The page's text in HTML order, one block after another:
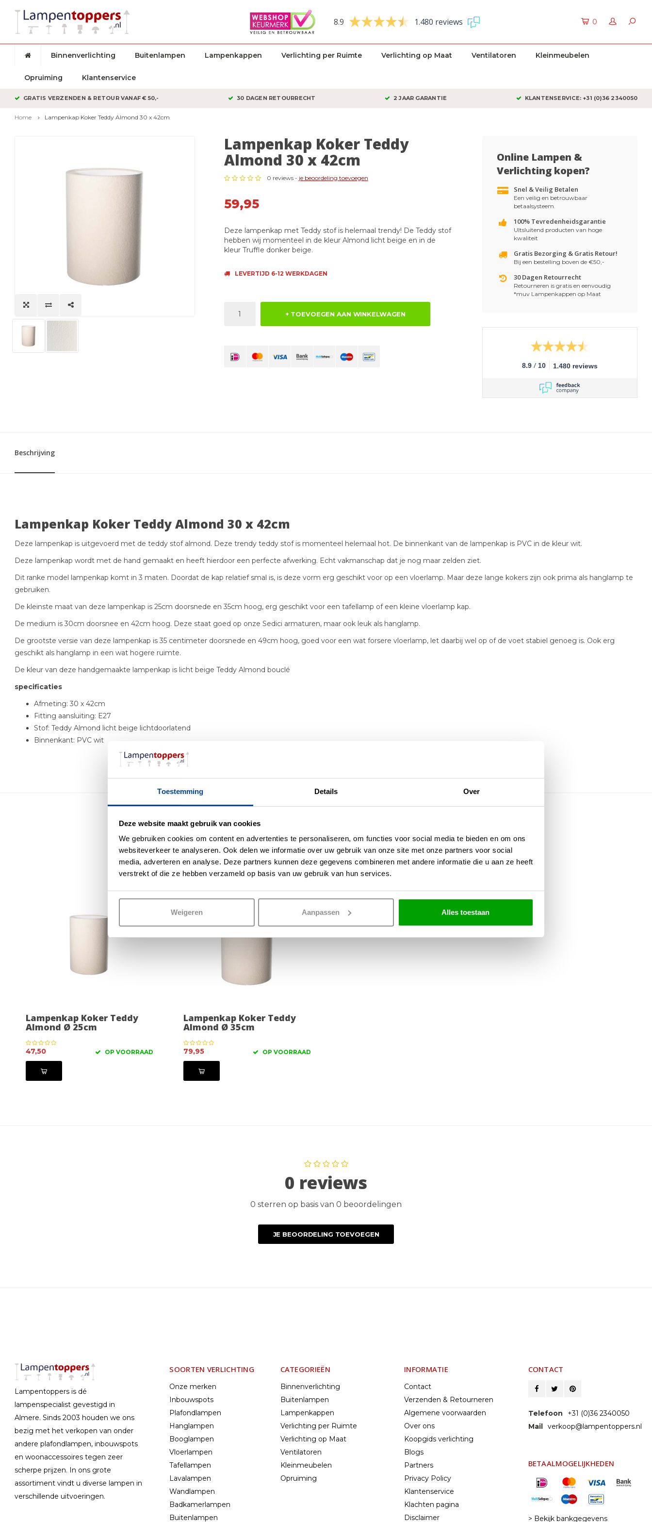
Toestemming Details Over
Deze website maakt gebruik van cookies
We gebruiken cookies om content en advertenties te personaliseren, om functies voor social media te bieden en om ons
websiteverkeer te analyseren. Ook delen we informatie over uw gebruik van onze site met onze partners voor social
media, adverteren en analyse. Deze partners kunnen deze gegevens combineren met andere informatie die u aan ze heeft
verstrekt of die ze hebben verzameld op basis van uw gebruik van hun services.
Weigeren Aanpassen Alles toestaan
8.9 1.480 reviews 0
Binnenverlichting Buitenlampen Lampenkappen Verlichting per Ruimte Verlichting op Maat Ventilatoren Kleinmeubelen
Opruiming Klantenservice
GRATIS VERZENDEN & RETOUR VANAF € 50,- 30 DAGEN RETOURRECHT 2 JAAR GARANTIE KLANTENSERVICE: +31 (0)36 2340050
Home Lampenkap Koker Teddy Almond 30 x 42cm
Lampenkap Koker Teddy
Almond 30 x 42cm
0 reviews - je beoordeling toevoegen
59,95
Deze lampenkap met Teddy stof is helemaal trendy! De Teddy stof
hebben wij momenteel in de kleur Almond licht beige en in de
kleur Truffle donker beige.
LEVERTIJD 6-12 WERKDAGEN
+ TOEVOEGEN AAN WINKELWAGEN
Online Lampen &
Verlichting kopen?
Snel & Veilig Betalen
Een veilig en betrouwbaar
betaalsysteem.
100% Tevredenheidsgarantie
UItsluitend producten van hoge
kwaliteit
Gratis Bezorging & Gratis Retour!
Bij een bestelling boven de €50,-
30 Dagen Retourrecht
Retourneren is gratis en eenvoudig
*muv Lampenkappen op Maat
8.9 / 10 1.480 reviews
Beschrijving
Lampenkap Koker Teddy Almond 30 x 42cm
Deze lampenkap is uitgevoerd met de teddy stof almond. Deze trendy teddy stof is momenteel helemaal hot. De binnenkant van de lampenkap is PVC in de kleur wit.
Deze lampenkap wordt met de hand gemaakt en heeft hierdoor een perfecte afwerking. Echt vakmanschap dat je nog maar zelden ziet.
Dit ranke model lampenkap komt in 3 maten. Doordat de kap relatief smal is, is deze vorm erg geschikt voor op een vloerlamp. Maar deze lange kokers zijn ook prima als hanglamp te
gebruiken.
De kleinste maat van deze lampenkap is 25cm doorsnede en 35cm hoog, erg geschikt voor een tafellamp of een kleine vloerlamp kap.
De medium is 30cm doorsnee en 42cm hoog. Deze staat goed op onze Sedici armaturen, maar ook leuk als hanglamp.
De grootste versie van deze lampenkap is 35 centimeter doorsnede en 49cm hoog, goed voor een wat forsere vloerlamp, let daarbij wel op of de voet stabiel genoeg is. Ook erg
geschikt als hanglamp in een wat hogere ruimte.
De kleur van deze handgemaakte lampenkap is licht beige Teddy Almond bouclé
specificaties
Afmeting: 30 x 42cm
Fitting aansluiting: E27
Stof: Teddy Almond licht beige lichtdoorlatend
Binnenkant: PVC wit
Meer producten uit deze serie
Lampenkap Koker Teddy
Almond Ø 25cm
47,50 OP VOORRAAD
Lampenkap Koker Teddy
Almond Ø 35cm
79,95 OP VOORRAAD
0 reviews
0 sterren op basis van 0 beoordelingen
JE BEOORDELING TOEVOEGEN
Lampentoppers is dé
lampenspecialist gevestigd in
Almere. Sinds 2003 houden we ons
bezig met het verkopen van onder
andere plafondlampen, inbouwspots
en woonaccessoires tegen zeer
scherpe prijzen. In ons grote
assortiment vindt u diverse lampen in
verschillende uitvoeringen.
SOORTEN VERLICHTING
Onze merken
Inbouwspots
Plafondlampen
Hanglampen
Booglampen
Vloerlampen
Tafellampen
Lavalampen
Wandlampen
Badkamerlampen
Buitenlampen
CATEGORIEËN
Binnenverlichting
Buitenlampen
Lampenkappen
Verlichting per Ruimte
Verlichting op Maat
Ventilatoren
Kleinmeubelen
Opruiming
INFORMATIE
Contact
Verzenden & Retourneren
Algemene voorwaarden
Over ons
Koopgids verlichting
Blogs
Partners
Privacy Policy
Klantenservice
Klachten pagina
Disclaimer
CONTACT
Telefoon
+31 (0)36 2340050
Mail
verkoop@lampentoppers.nl
BETAALMOGELIJKHEDEN
> Bekijk bankgegevens